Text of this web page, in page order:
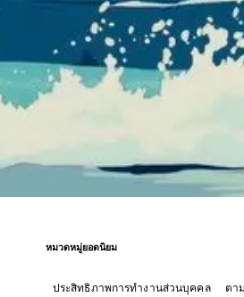
หมวดหมู่ยอดนิยม
ประสิทธิภาพการทำงานส่วนบุคคล ตา